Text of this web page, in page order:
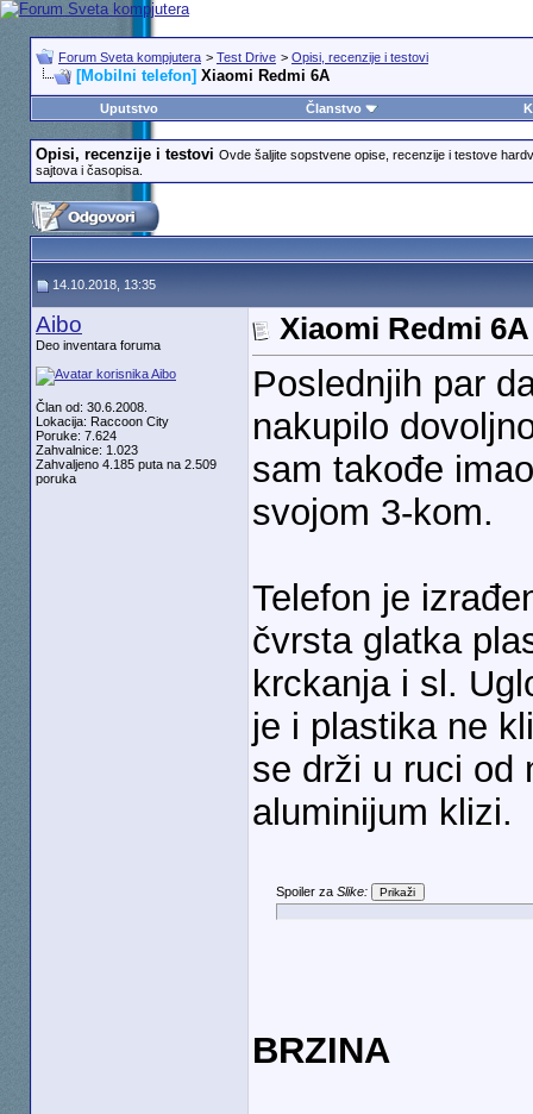
Forum Sveta kompjutera > Test Drive > Opisi, recenzije i testovi
[Mobilni telefon] Xiaomi Redmi 6A
Uputstvo Članstvo
Opisi, recenzije i testovi Ovde šaljite sopstvene opise, recenzije i testove
sajtova i časopisa.
14.10.2018, 13:35
Aibo
Deo inventara foruma
Član od: 30.6.2008.
Lokacija: Raccoon City
Poruke: 7.624
Zahvalnice: 1.023
Zahvaljeno 4.185 puta na 2.509
poruka
Xiaomi Redmi 6A
Poslednjih par
nakupilo
sam takođe
svojom 3-kom.
Telefon je
čvrsta glatka
krckanja i sl.
je i plastika ne
se drži u ruci od
aluminijum klizi.
Spoiler za Slike:
BRZINA